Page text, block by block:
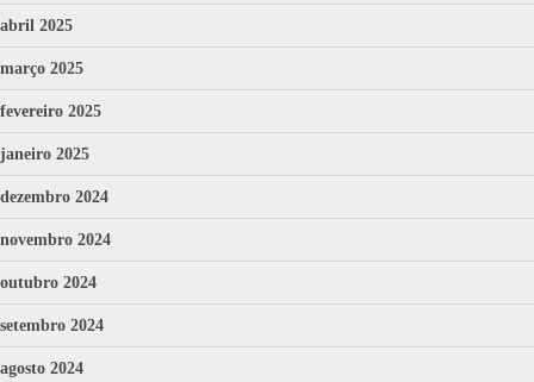
abril 2025
março 2025
fevereiro 2025
janeiro 2025
dezembro 2024
novembro 2024
outubro 2024
setembro 2024
agosto 2024